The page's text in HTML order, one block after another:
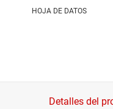
HOJA DE DATOS